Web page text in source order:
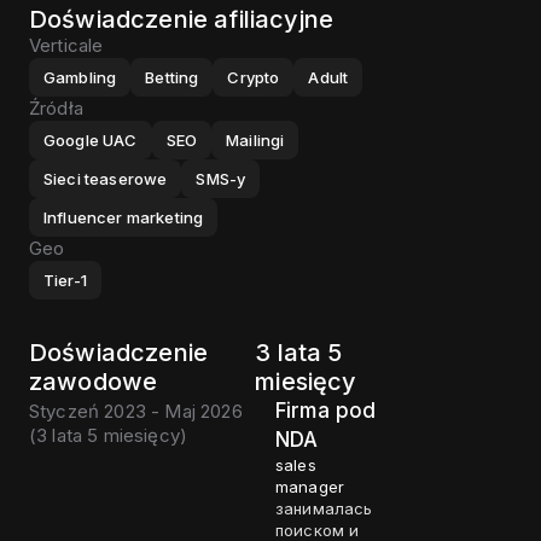
Doświadczenie afiliacyjne
Verticale
Gambling Betting Crypto Adult
Źródła
Google UAC SEO
Mailingi
Sieci teaserowe
SMS-y
Influencer marketing
Geo
Tier-1
Doświadczenie
zawodowe
3 lata 5
miesięcy
Styczeń 2023 - Maj 2026
(3 lata 5 miesięcy)
Firma pod
NDA
sales
manager
занималась
поиском и